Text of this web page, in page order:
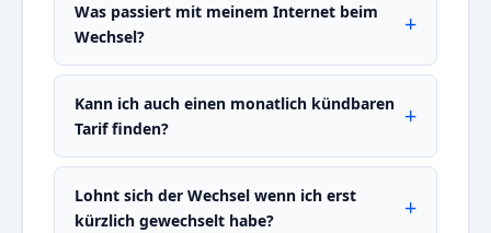
Was passiert mit meinem Internet beim
Wechsel?
Kann ich auch einen monatlich kündbaren
Tarif finden?
Lohnt sich der Wechsel wenn ich erst
kürzlich gewechselt habe?